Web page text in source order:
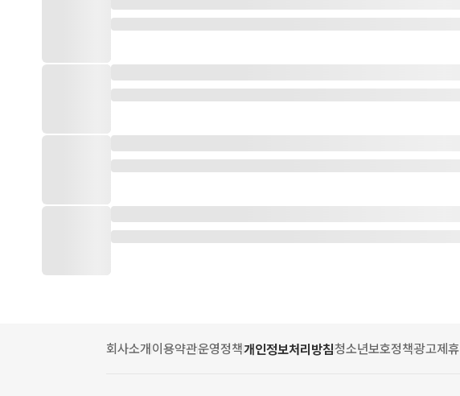
회사소개 이용약관운영정책개인정보처리방침청소년보호정책광고제휴